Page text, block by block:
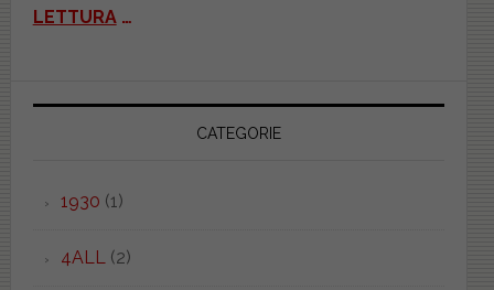
LETTURA …
CATEGORIE
1930 (1)
4ALL (2)